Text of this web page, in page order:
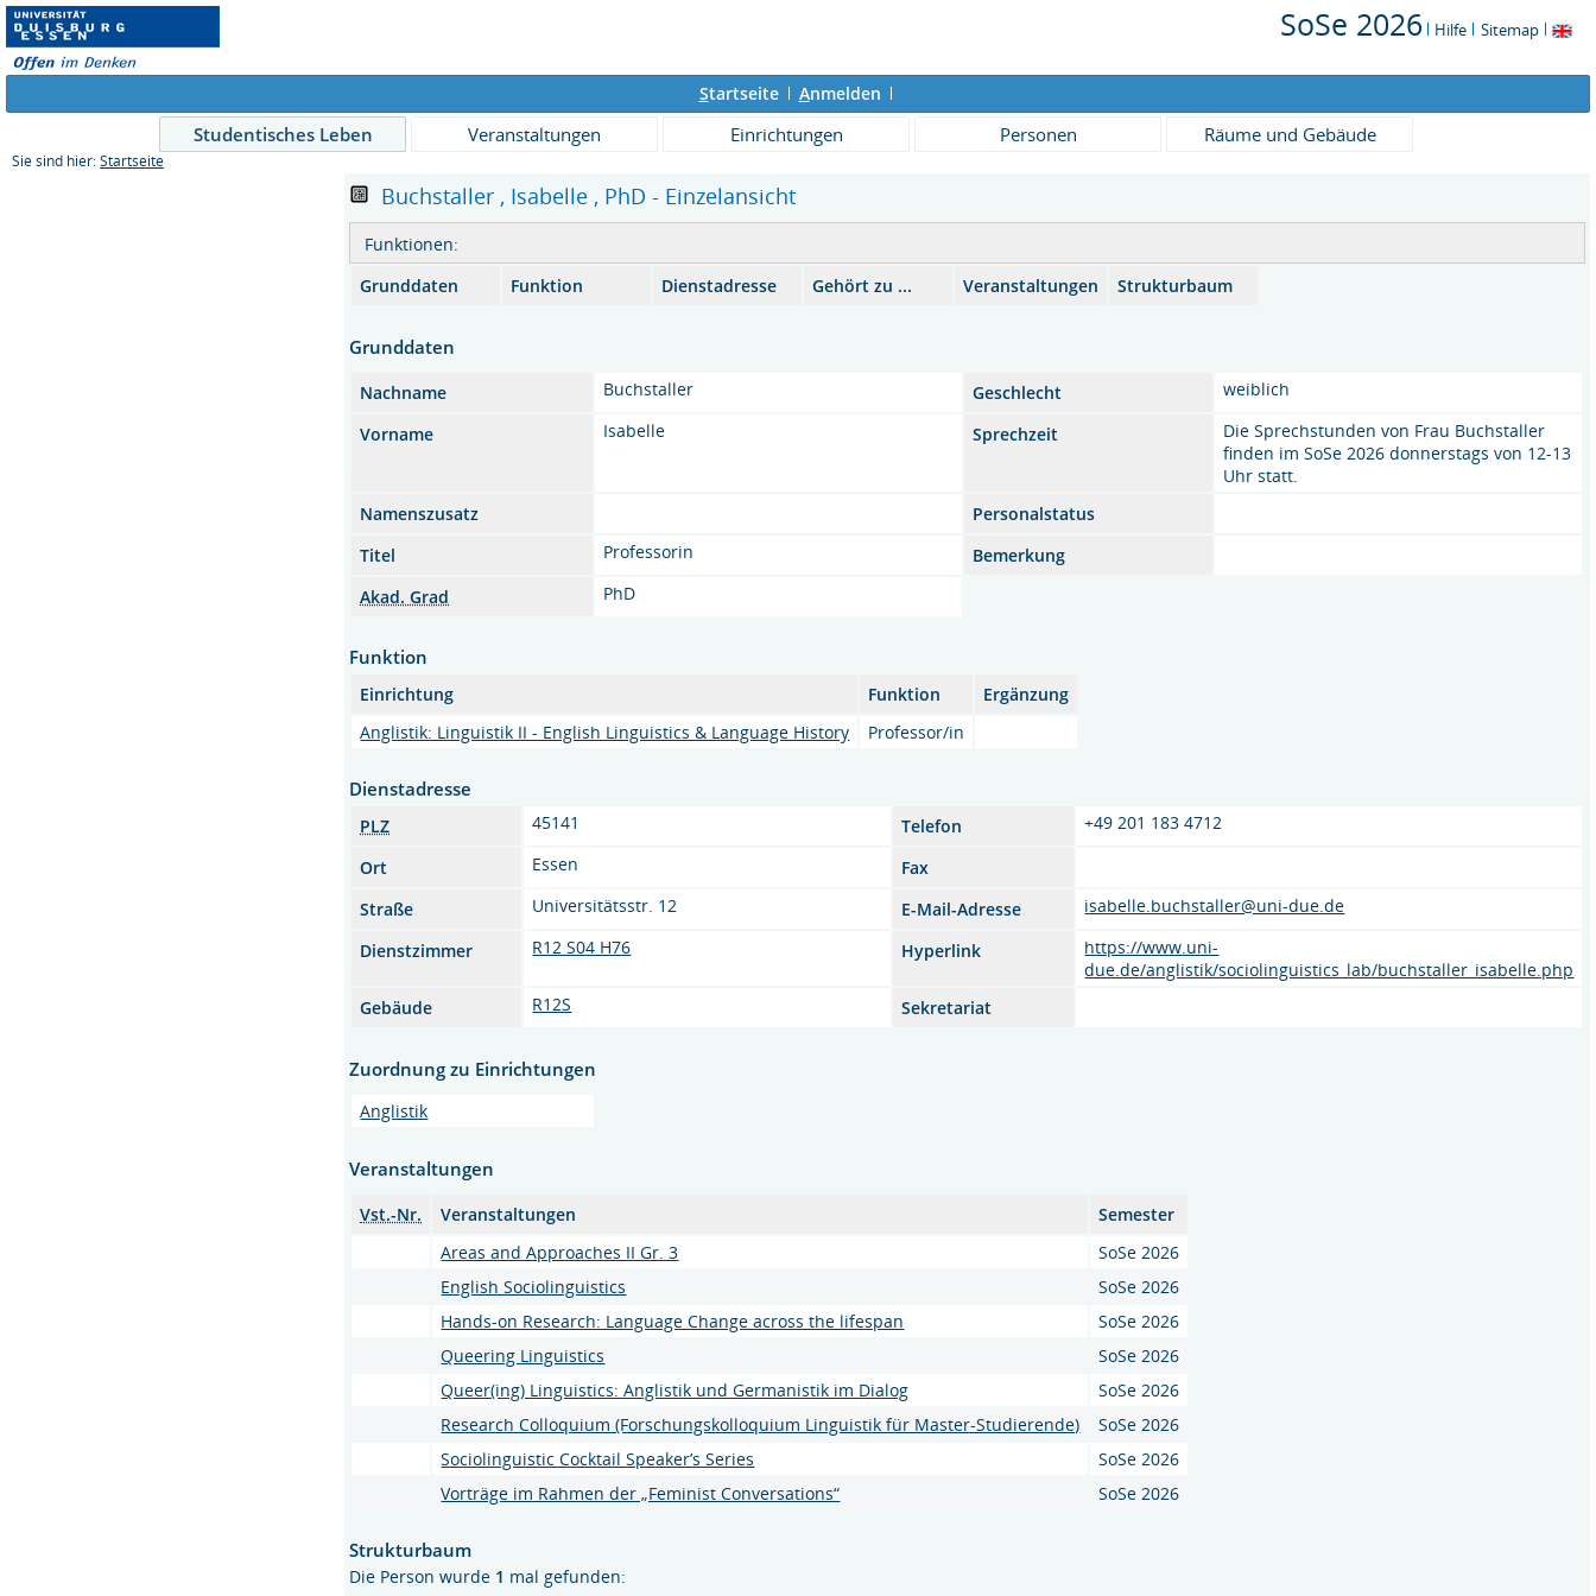
SoSe 2026 Hilfe Sitemap
Startseite Anmelden
Studentisches Leben Veranstaltungen Einrichtungen Personen Räume und Gebäude
Sie sind hier: Startseite
Buchstaller , Isabelle , PhD - Einzelansicht
Funktionen:
Grunddaten
Funktion Dienstadresse Gehört zu ... Veranstaltungen Strukturbaum
Grunddaten
Nachname Buchstaller Geschlecht
weiblich
Vorname
Isabelle Sprechzeit
Die Sprechstunden von Frau Buchstaller
finden im SoSe 2026 donnerstags von 12-13
Uhr statt.
Namenszusatz
Personalstatus
Titel
Professorin
Bemerkung
Akad. Grad
PhD
Funktion
Einrichtung Funktion
Ergänzung
Anglistik: Linguistik II - English Linguistics & Language History
Professor/in
Dienstadresse
PLZ 45141 Telefon
+49 201 183 4712
Ort
Essen
Fax
Straße
Universitätsstr. 12 E-Mail-Adresse
isabelle.buchstaller@uni-due.de
Dienstzimmer
R12 S04 H76 Hyperlink
https://www.uni-
due.de/anglistik/sociolinguistics_lab/buchstaller_isabelle.php
Gebäude
R12S Sekretariat
Zuordnung zu Einrichtungen
Anglistik
Veranstaltungen
Vst.-Nr. Veranstaltungen
Semester
Areas and Approaches II Gr. 3
SoSe 2026
English Sociolinguistics
SoSe 2026
Hands-on Research: Language Change across the lifespan
SoSe 2026
Queering Linguistics
SoSe 2026
Queer(ing) Linguistics: Anglistik und Germanistik im Dialog
SoSe 2026
Research Colloquium (Forschungskolloquium Linguistik für Master-Studierende)
SoSe 2026
Sociolinguistic Cocktail Speaker’s Series
SoSe 2026
Vorträge im Rahmen der „Feminist Conversations“
SoSe 2026
Strukturbaum
Die Person wurde 1 mal gefunden: